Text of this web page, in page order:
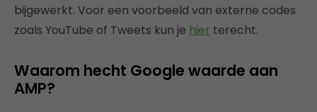
bijgewerkt. Voor een voorbeeld van externe codes
zoals YouTube of Tweets kun je hier terecht.
Waarom hecht Google waarde aan
AMP?